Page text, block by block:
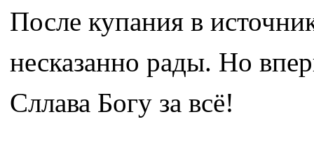
После купания в
несказанно рады. Но
Сллава Богу за всё!